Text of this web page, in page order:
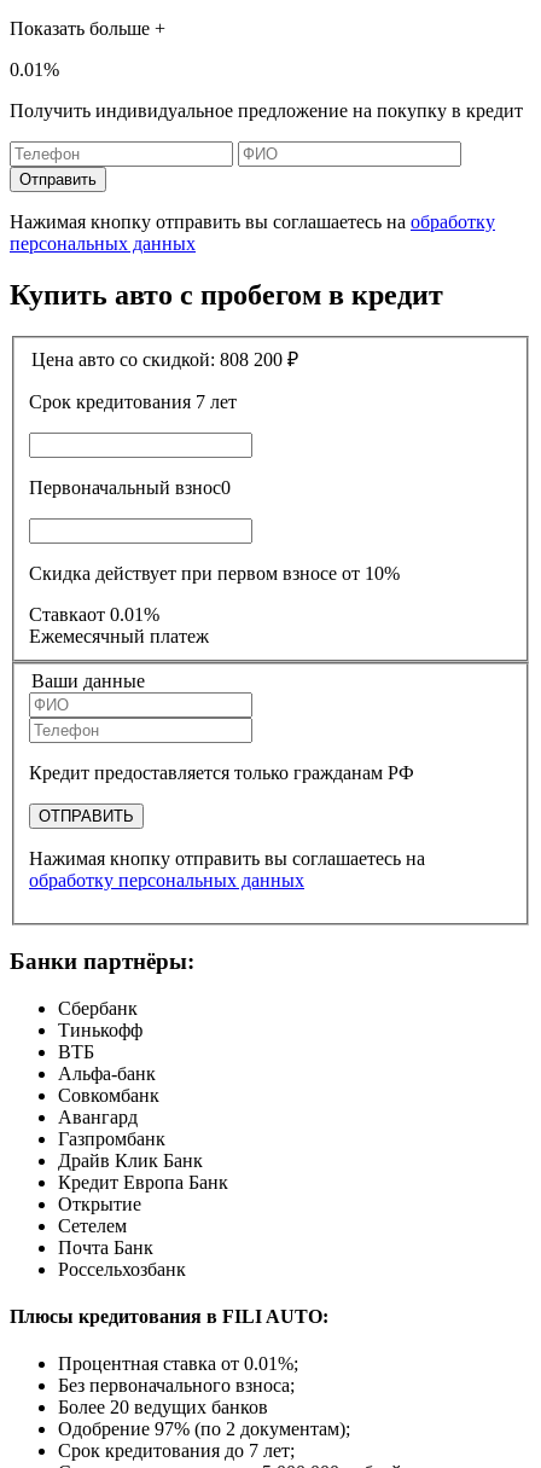
Показать больше +
0.01%
Получить индивидуальное предложение на покупку в кредит
Отправить
Нажимая кнопку отправить вы соглашаетесь на обработку
персональных данных
Купить авто с пробегом в кредит
Цена авто со скидкой: 808 200 ₽
Срок кредитования 7 лет
Первоначальный взнос0
Скидка действует при первом взносе от 10%
Ставкаот 0.01%
Ежемесячный платеж
Ваши данные
Кредит предоставляется только гражданам РФ
ОТПРАВИТЬ
Нажимая кнопку отправить вы соглашаетесь на
обработку персональных данных
Банки партнёры:
Сбербанк
Тинькофф
ВТБ
Альфа-банк
Совкомбанк
Авангард
Газпромбанк
Драйв Клик Банк
Кредит Европа Банк
Открытие
Сетелем
Почта Банк
Россельхозбанк
Плюсы кредитования в FILI AUTO:
Процентная ставка от 0.01%;
Без первоначального взноса;
Более 20 ведущих банков
Одобрение 97% (по 2 документам);
Срок кредитования до 7 лет;